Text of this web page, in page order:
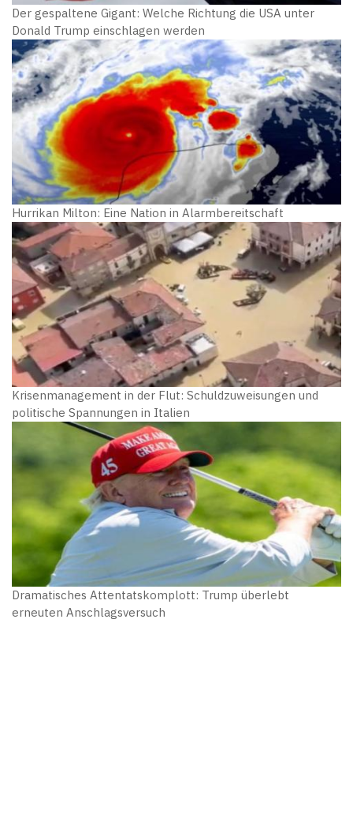
Der gespaltene Gigant: Welche Richtung die USA unter
Donald Trump einschlagen werden
Hurrikan Milton: Eine Nation in Alarmbereitschaft
Krisenmanagement in der Flut: Schuldzuweisungen und
politische Spannungen in Italien
Dramatisches Attentatskomplott: Trump überlebt
erneuten Anschlagsversuch